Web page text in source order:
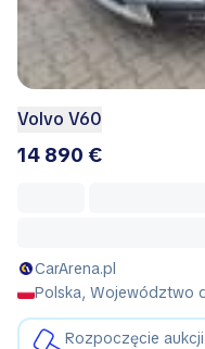
Volvo V60
14 890 €
CarArena.pl
Polska, Województwo
Rozpoczęcie aukcji